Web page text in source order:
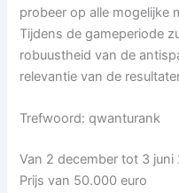
probeer op alle mogelijke
Tijdens de gameperiode
robuustheid van de
relevantie van de
Trefwoord: qwanturank
Van 2 december tot 3 juni
Prijs van 50.000 euro